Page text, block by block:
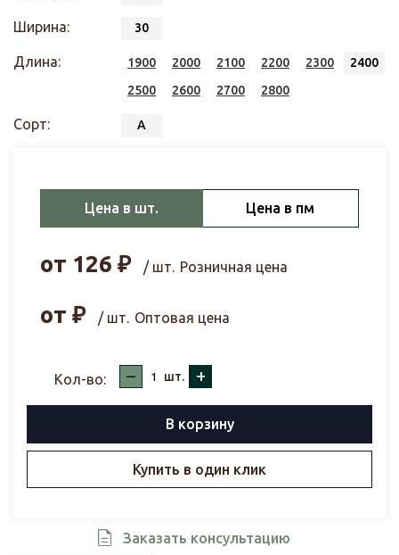
Ширина: 30
Длина: 1900 2000 2100 2200 2300
2400
2500
2600 2700 2800
Сорт: А
Цена в шт. Цена в пм
от 126 ₽ / шт. Розничная цена
от ₽ / шт. Оптовая цена
Кол-во: – шт. +
В корзину
Купить в один клик
Заказать консультацию